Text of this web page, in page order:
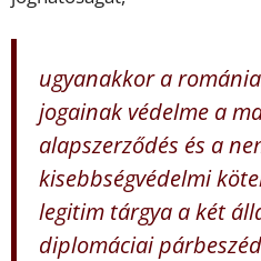
ugyanakkor a
jogainak védelme a
alapszerződés és a
kisebbségvédelmi
legitim tárgya a két
diplomáciai